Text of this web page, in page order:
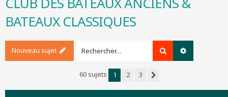
BATEAUX CLASSIQUES
Nouveau sujet Rechercher
60 sujets 1 2
3